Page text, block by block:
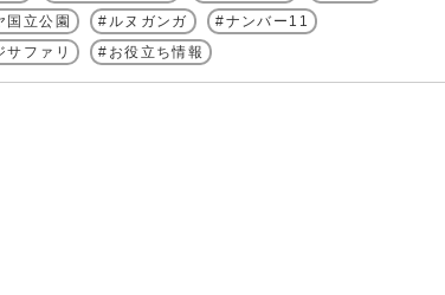
国立公園
ルヌガンガ
ナンバー11
サファリ
お役立ち情報